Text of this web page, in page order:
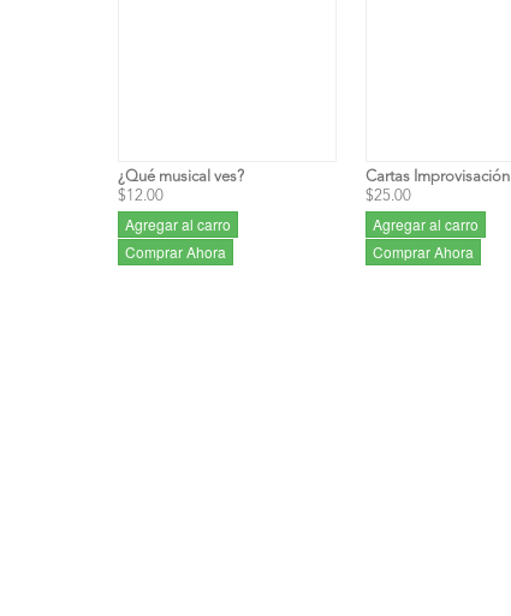
¿Qué musical ves?
$12.00
Agregar al carro
Comprar Ahora
Cartas Improvisación
$25.00
Agregar al carro
Comprar Ahora